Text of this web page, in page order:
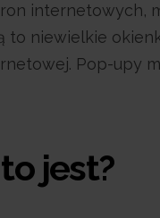
internetowych,
to niewielkie
Pop-upy
jest?